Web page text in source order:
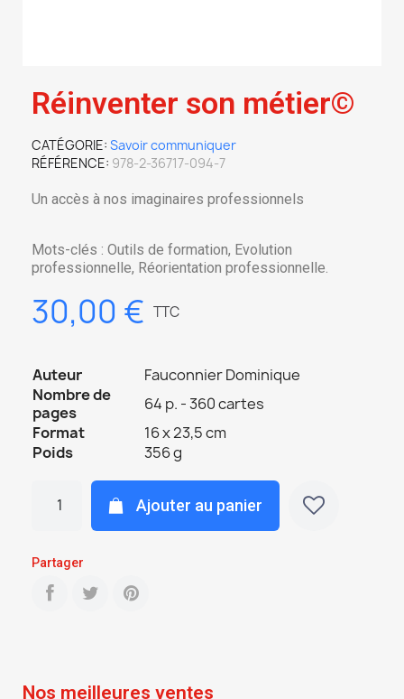
Réinventer son métier©
CATÉGORIE Savoir communiquer
RÉFÉRENCE 978-2-36717-094-7
Un accès à nos imaginaires professionnels
Mots-clés : Outils de formation, Evolution
professionnelle, Réorientation professionnelle.
30,00 € TTC
Auteur
Fauconnier Dominique
Nombre de
pages
64 p. - 360 cartes
Format
16 x 23,5 cm
Poids
356 g
Ajouter au panier
Partager
Nos meilleures ventes